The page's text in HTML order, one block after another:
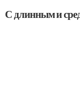
С длинным и